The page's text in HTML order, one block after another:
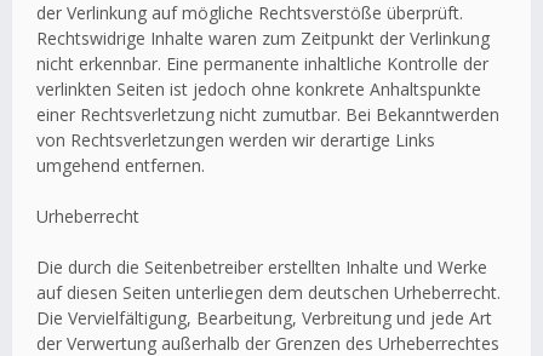
der Verlinkung auf mögliche Rechtsverstöße überprüft.
Rechtswidrige Inhalte waren zum Zeitpunkt der Verlinkung
nicht erkennbar. Eine permanente inhaltliche Kontrolle der
verlinkten Seiten ist jedoch ohne konkrete Anhaltspunkte
einer Rechtsverletzung nicht zumutbar. Bei Bekanntwerden
von Rechtsverletzungen werden wir derartige Links
umgehend entfernen.
Urheberrecht
Die durch die Seitenbetreiber erstellten Inhalte und Werke
auf diesen Seiten unterliegen dem deutschen Urheberrecht.
Die Vervielfältigung, Bearbeitung, Verbreitung und jede Art
der Verwertung außerhalb der Grenzen des Urheberrechtes